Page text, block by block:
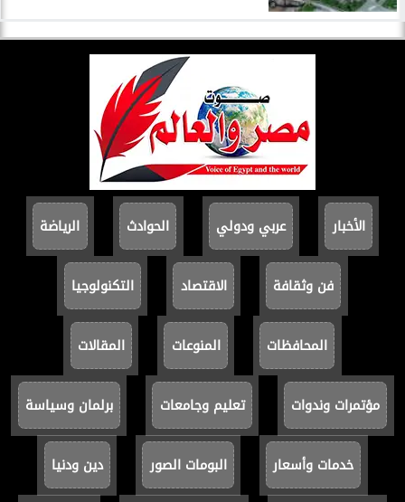
الأخبار عربي ودولي الحوادث الرياضة
فن وثقافة الاقتصاد التكنولوجيا
المحافظات المنوعات المقالات
مؤتمرات وندوات تعليم وجامعات برلمان وسياسة
خدمات وأسعار البومات الصور دين ودنيا